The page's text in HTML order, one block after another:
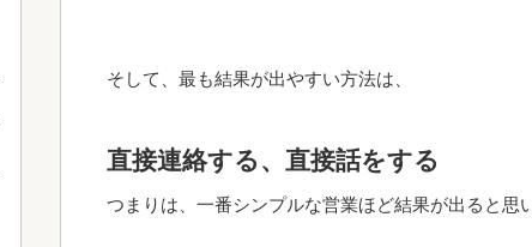
そして、最も結果が出やすい方法は、
直接連絡する、直接話をする
つまりは、一番シンプルな営業ほど結果が出ると思